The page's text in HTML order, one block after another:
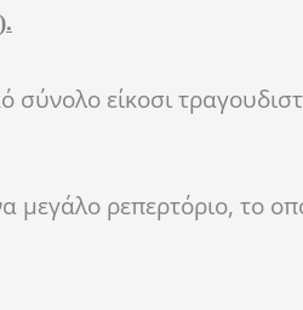
σύνολο είκοσι
μεγάλο ρεπερτόριο, το